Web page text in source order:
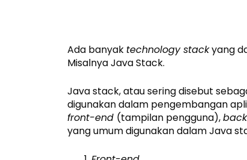
Ada banyak technology stackyang
Misalnya Java Stack.
Java stack, atau sering disebut
digunakan dalam pengembangan
front-end (tampilan pengguna),
yang umum digunakan dalam Java